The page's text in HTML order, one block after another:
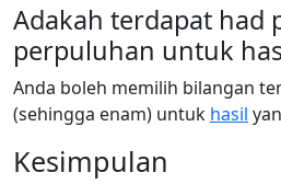
Adakah terdapat had
perpuluhan untuk
Anda boleh memilih bilangan
(sehingga enam) untuk hasil
Kesimpulan